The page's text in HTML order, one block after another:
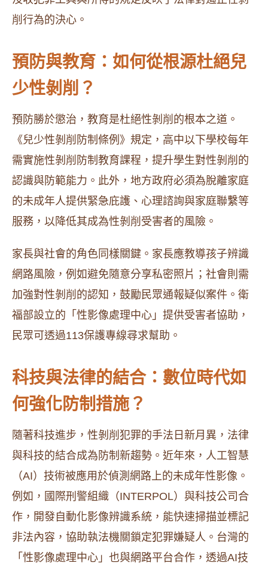
削行為的決心。
預防與教育：如何從根源杜絕兒
少性剝削？
預防勝於懲治，教育是杜絕性剝削的根本之道。
《兒少性剝削防制條例》規定，高中以下學校每年
需實施性剝削防制教育課程，提升學生對性剝削的
認識與防範能力。此外，地方政府必須為脫離家庭
的未成年人提供緊急庇護、心理諮詢與家庭聯繫等
服務，以降低其成為性剝削受害者的風險。
家長與社會的角色同樣關鍵。家長應教導孩子辨識
網路風險，例如避免隨意分享私密照片；社會則需
加強對性剝削的認知，鼓勵民眾通報疑似案件。衛
福部設立的「性影像處理中心」提供受害者協助，
民眾可透過113保護專線尋求幫助。
科技與法律的結合：數位時代如
何強化防制措施？
隨著科技進步，性剝削犯罪的手法日新月異，法律
與科技的結合成為防制新趨勢。近年來，人工智慧
（AI）技術被應用於偵測網路上的未成年性影像。
例如，國際刑警組織（INTERPOL）與科技公司合
作，開發自動化影像辨識系統，能快速掃描並標記
非法內容，協助執法機關鎖定犯罪嫌疑人。台灣的
「性影像處理中心」也與網路平台合作，透過AI技